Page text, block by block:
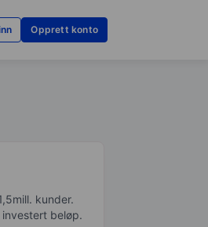
Opprett konto
kunder.
beløp.